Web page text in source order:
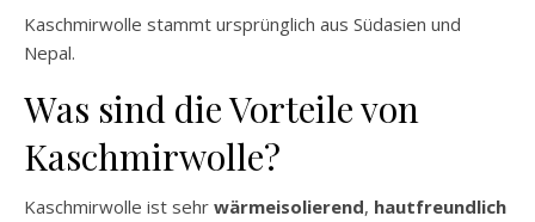
Kaschmirwolle stammt ursprünglich aus Südasien und
Nepal.
Was sind die Vorteile von
Kaschmirwolle?
Kaschmirwolle ist sehr wärmeisolierend, hautfreundlich